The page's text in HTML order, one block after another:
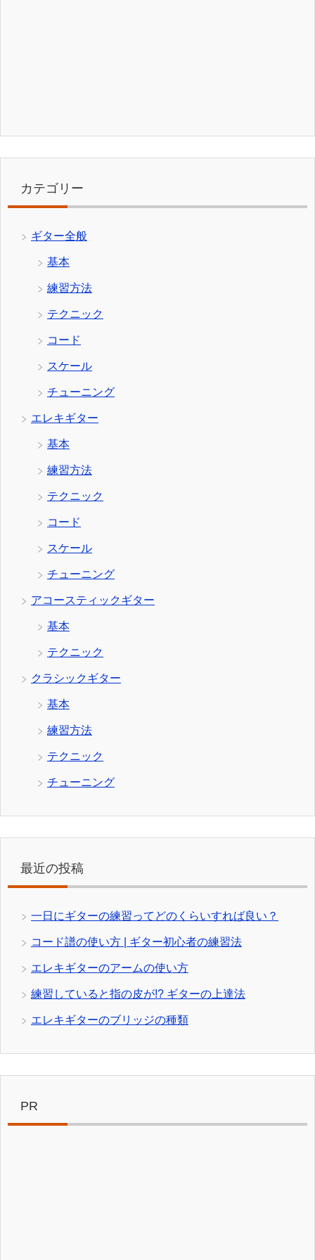
カテゴリー
ギター全般
基本
練習方法
テクニック
コード
スケール
チューニング
エレキギター
基本
練習方法
テクニック
コード
スケール
チューニング
アコースティックギター
基本
テクニック
クラシックギター
基本
練習方法
テクニック
チューニング
最近の投稿
一日にギターの練習ってどのくらいすれば良い？
コード譜の使い方 | ギター初心者の練習法
エレキギターのアームの使い方
練習していると指の皮が!? ギターの上達法
エレキギターのブリッジの種類
PR